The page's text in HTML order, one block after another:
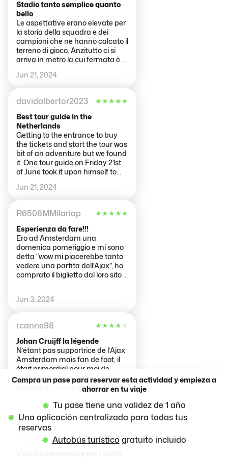
which fans sit from the home
fans, away fans as well as the
hospitality as well.
Stadio tanto semplice quanto
bello
Le aspettative erano elevate per
la storia della squadra e dei
campioni che ne hanno calcato il
terreno di gioco. Anzitutto ci si
arriva in metro la cui fermata è a
sportiva e commerciale ben
organizzata, L'organizzazione
degli spazi è impeccabile. La
struttura è ben tenuta,
pulitissima, accogliente. Il
personale al suo interno è gentile.
La visita è riservata agli spazi
essenziali: campo, tribuna,
spogliatoi, zona mista e sala
trofei. Avrei preferito esplorarne
qualche angolo particolare,
qualcosa che desse un tocco in
più rispetto alle solite visite agli
Jun 21, 2024
davidalbertor2023 ★★★★★
Best tour guide in the
Netherlands
Getting to the entrance to buy
the tickets and start the tour was
bit of an adventure but we found
it. One tour guide on Friday 21st
of June took it upon himself to
very basic experience and he
made it memorable. Highly
recommended.
Jun 21, 2024
R6508MMilariap ★★★★★
Esperienza da fare!!!
Ero ad Amsterdam una
domenica pomeriggio e mi sono
detta “wow mi piacerebbe tanto
vedere una partita dell’Ajax”, ho
comprato il biglietto dal loro sito e
bellissima e rilassantissima, non
come in Italia che sembra che
andiamo a fare la guerra. Lo
stadio “piccolo” ma perfetto,
oggettivamente bellissimo e si
vedeva tutto, ogni movimento,
da ogni angolazione. Gli stand
del cibo e delle bibite veloci ed
efficienti. Nessun caos all’uscita.
Se le partite in Italia fossero così
andrei tutte le settimane allo
Jun 3, 2024
rcanne98 ★★★★ ★
Johan Cruijff la légende
N’étant pas supportrice de l’Ajax
Amsterdam mais fan de foot, il
était primordial pour moi de
visiter le stade au nom d’une
légende et ancien joueur du Fc
supporte et je ne regrette pas. J’ai
beaucoup aimer le faite de visiter
l’envers du décor d’un stade que
je n’ai pas l’habitude de suivre et
connaître certains faits sur son
May 20, 2024
H4351WIriccardob ★★★★ ★
Compra un pase para reservar esta actividad y empieza a
ahorrar en tu viaje
Tu pase tiene una validez de 1 año
Una aplicación centralizada para todas tus
reservas
Autobús turístico gratuito incluido